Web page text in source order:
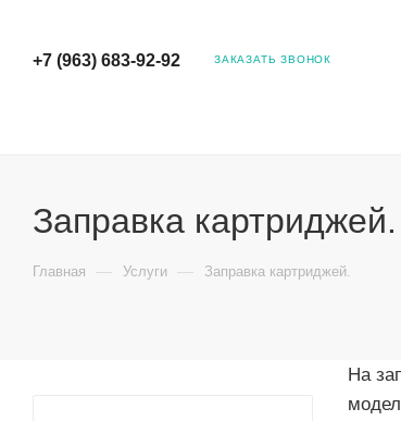
+7 (963) 683-92-92 ЗАКАЗАТЬ ЗВОНОК
Заправка картриджей.
Главная — Услуги — Заправка картриджей.
На